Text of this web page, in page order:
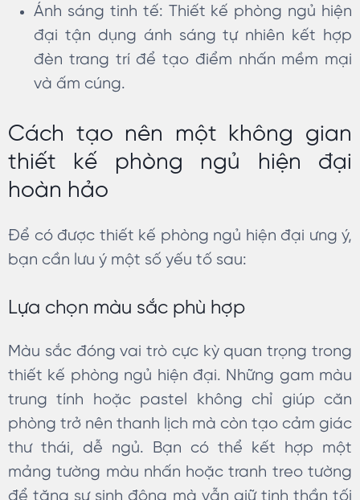
Ánh sáng tinh tế: Thiết kế phòng ngủ hiện
đại tận dụng ánh sáng tự nhiên kết hợp
đèn trang trí để tạo điểm nhấn mềm mại
và ấm cúng.
Cách tạo nên một không gian
thiết kế phòng ngủ hiện đại
hoàn hảo
Để có được thiết kế phòng ngủ hiện đại ưng ý,
bạn cần lưu ý một số yếu tố sau:
Lựa chọn màu sắc phù hợp
Màu sắc đóng vai trò cực kỳ quan trọng trong
thiết kế phòng ngủ hiện đại. Những gam màu
trung tính hoặc pastel không chỉ giúp căn
phòng trở nên thanh lịch mà còn tạo cảm giác
thư thái, dễ ngủ. Bạn có thể kết hợp một
mảng tường màu nhấn hoặc tranh treo tường